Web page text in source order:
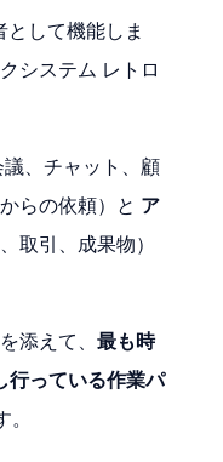
して機能しま
システム レトロ
議、チャット、顧
らの依頼）と ア
取引、成果物）
添えて、最も時
行っている作業パ